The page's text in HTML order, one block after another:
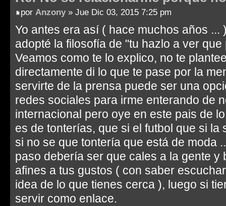
por Anzony » Jue Dic 03, 2015 7:25 pm
Yo antes era así ( hace muchos años
adopté la filosofía de "tu hazlo a ver que
Veamos como te lo explico, no te
directamente di lo que te pase por la
servirte de la prensa puede ser una
redes sociales para irme enterando de
internacional pero oye en este pais de
es de tonterías, que si el futbol que si la
si no se que tontería que está de moda
paso debería ser que cales a la gente y
afines a tus gustos ( con saber
idea de lo que tienes cerca ), luego si
servir como enlace.